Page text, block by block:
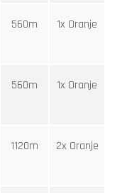
560m 1x Oranje
560m 1x Oranje
1120m 2x Oranje